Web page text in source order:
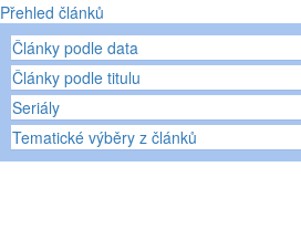
Přehled článků
Články podle data
Články podle titulu
Seriály
Tematické výběry z článků